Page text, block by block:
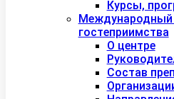
Курсы,
Международный
гостеприимства
О центре
Состав